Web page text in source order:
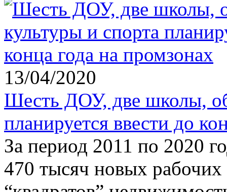
13/04/2020
Шесть ДОУ, две школы,
планируется ввести до
За период 2011 по 2020
470 тысяч новых рабочих